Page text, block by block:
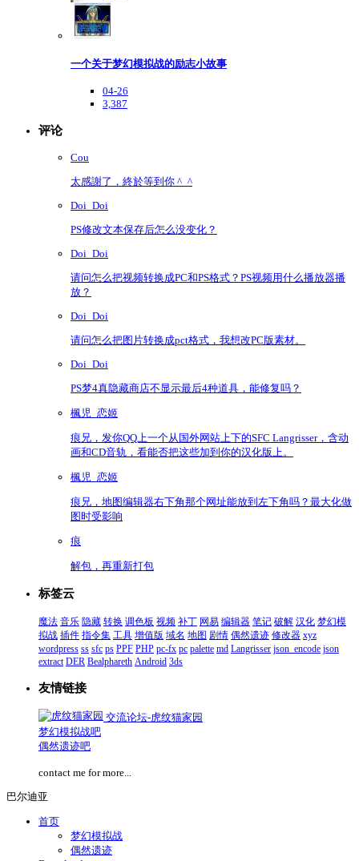
一个关于梦幻模拟战的励志小故事
04-26
3,387
评论
Cou
太感謝了，終於等到你 ^_^
Doi_Doi
PS修改文本保存后怎么没变化？
Doi_Doi
请问怎么把视频转换成PC和PS格式？PS视频用什么播放器播
放？
Doi_Doi
请问怎么把图片转换成pct格式，我想改PC版素材。
Doi_Doi
PS梦4真隐藏商店不显示最后4种道具，能修复吗？
楓児_恋姬
痕兄，发你QQ上一个从国外网站上下的SFC Langrisser，含动
画和CD音轨，看能否把这些加到你的汉化版上。
楓児_恋姬
痕兄，地图编辑器右下角那个网址能放到左下角吗？最大化做
图时受影响
痕
解包，再重新打包
标签云
魔法 音乐 隐藏 转换 调色板 视频 补丁 网易 编辑器 笔记 破解 汉化 梦幻模
拟战 插件 指令集 工具 增值版 域名 地图 剧情 偶然遗迹 修改器 xyz
wordpress ss sfc ps PPF PHP pc-fx pc palette md Langrisser json_encode json
extract DER Bealphareth Android 3ds
友情链接
交流论坛-虎纹猫家园
梦幻模拟战吧
偶然遗迹吧
contact me for more...
巴尔迪亚
首页
梦幻模拟战
偶然遗迹